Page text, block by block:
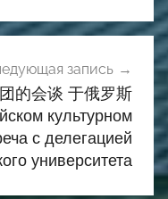
запись
的会谈 于俄罗斯
культурном
с делегацией
университета